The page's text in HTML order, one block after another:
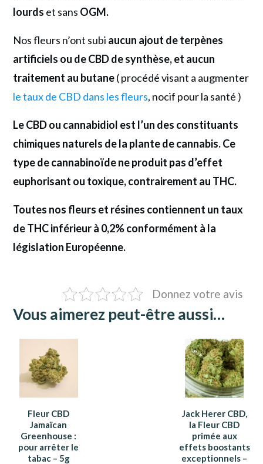
lourds et sans OGM.
Nos fleurs n’ont subi aucun ajout de terpènes
artificiels ou de CBD de synthèse, et aucun
traitement au butane( procédé visant a augmenter
le taux de CBD dans les fleurs, nocif pour la santé )
Le CBD ou cannabidiol est l’un des constituants
chimiques naturels de la plante de cannabis. Ce
type de cannabinoïde ne produit pas d’effet
euphorisant ou toxique, contrairement au THC.
Toutes nos fleurs et résines contiennent un taux
de THC inférieur à 0,2% conformément à la
législation Européenne.
Donnez votre avis
Vous aimerez peut-être aussi…
Fleur CBD
Jamaïcan
Greenhouse :
pour arrêter le
tabac – 5g
Jack Herer CBD,
la Fleur CBD
primée aux
effets boostants
exceptionnels –